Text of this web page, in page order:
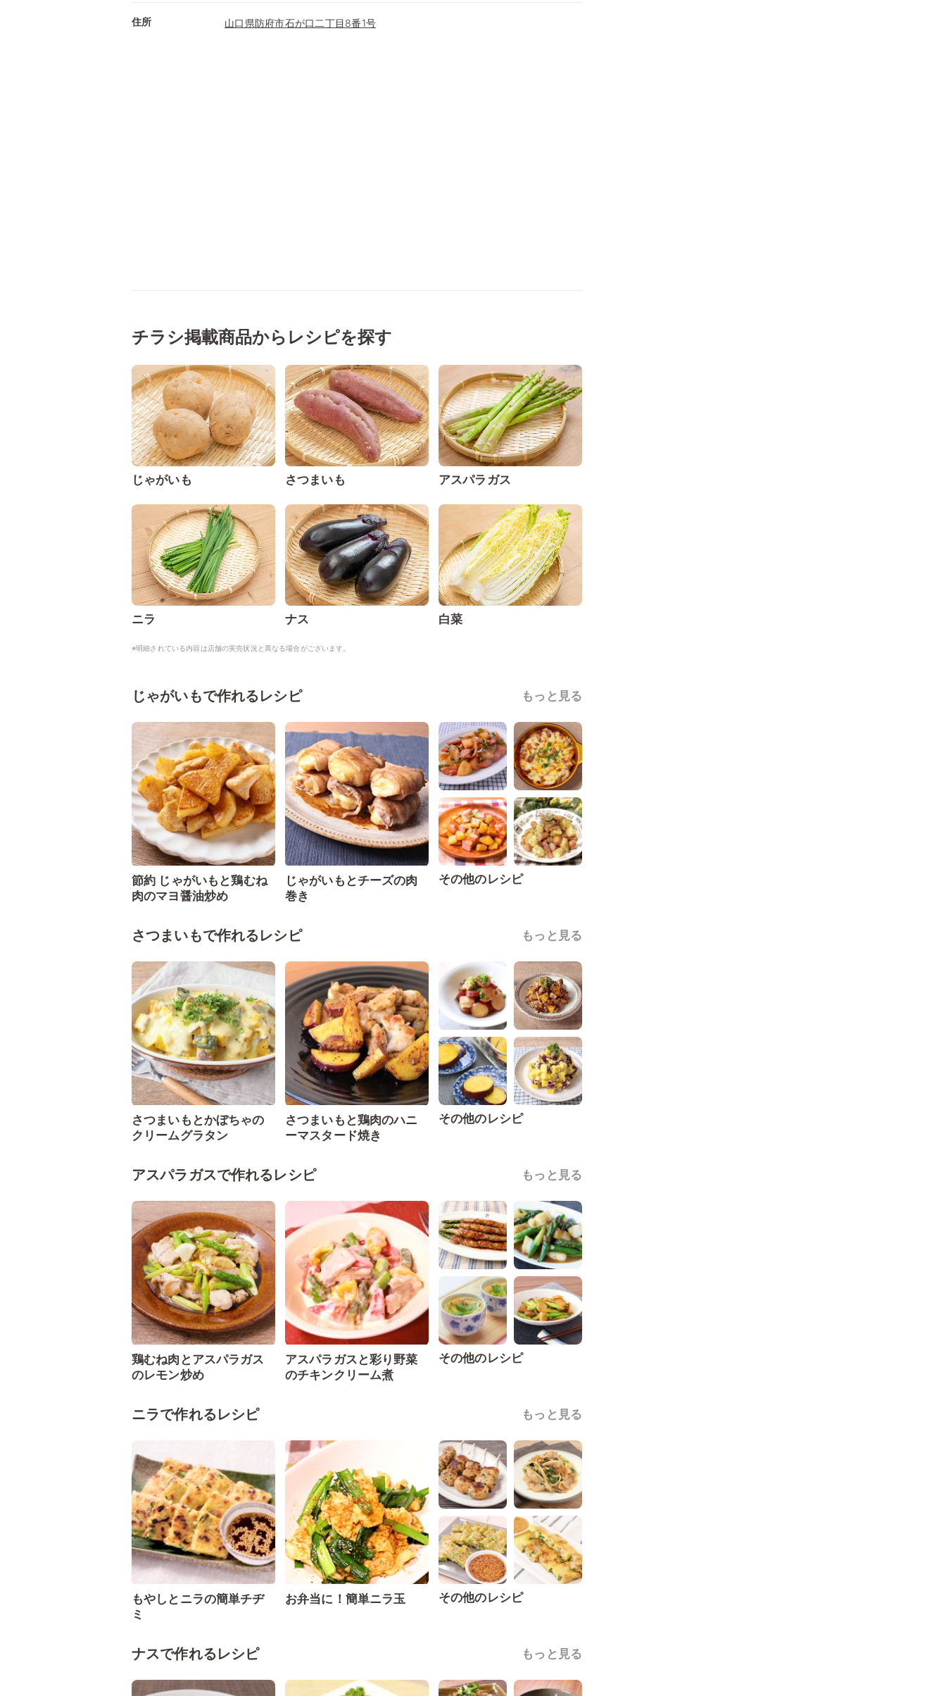
住所 山口県防府市石が口二丁目8番1号
チラシ掲載商品からレシピを探す
じゃがいも さつまいも アスパラガス
ニラ ナス 白菜
※明細されている内容は店舗の実売状況と異なる場合がございます。
じゃがいもで作れるレシピ もっと見る
節約 じゃがいもと鶏むね
肉のマヨ醤油炒め
じゃがいもとチーズの肉
巻き
その他のレシピ
さつまいもで作れるレシピ もっと見る
さつまいもとかぼちゃの
クリームグラタン
さつまいもと鶏肉のハニ
ーマスタード焼き
その他のレシピ
アスパラガスで作れるレシピ もっと見る
鶏むね肉とアスパラガス
のレモン炒め
アスパラガスと彩り野菜
のチキンクリーム煮
その他のレシピ
ニラで作れるレシピ もっと見る
もやしとニラの簡単チヂ
ミ
お弁当に！簡単ニラ玉 その他のレシピ
ナスで作れるレシピ もっと見る